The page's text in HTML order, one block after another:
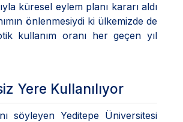
küresel eylem planı kararı aldı
önlenmesiydi ki ülkemizde de
kullanım oranı her geçen yıl
Yere Kullanılıyor
söyleyen Yeditepe Üniversitesi